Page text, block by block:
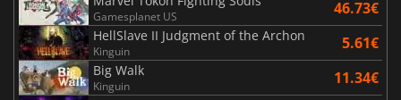
Gamesplanet US 46.73€
HellSlave II Judgment of the Archon
Kinguin 5.61€
Big Walk
Kinguin 11.34€